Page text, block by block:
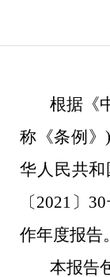
根据《
称《条例》
华人民共
〔2021 〕 30
作年度报告
本报告